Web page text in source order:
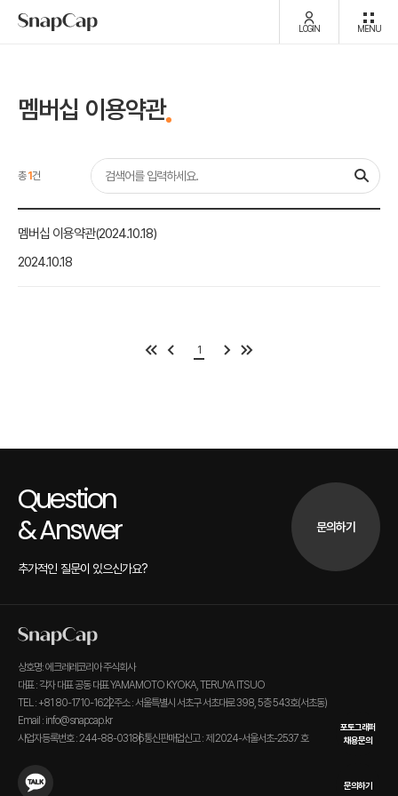
LOGIN MENU
멤버십 이용약관
총1건
멤버십 이용약관(2024.10.18)
2024.10.18
1
포토그래퍼
채용문의
문의하기
Question
& Answer
추가적인 질문이 있으신가요?
문의하기
상호명: 에크레레코리아 주식회사
대표 : 각자 대표 공동 대표 YAMAMOTO KYOKA, TERUYA ITSUO
TEL : +81 80-1710-1622주소 : 서울특별시 서초구 서초대로 398, 5층 543호(서초동)
Email : info@snapcap.kr
사업자등록번호 : 244-88-03186통신판매업신고 : 제 2024-서울서초-2537 호